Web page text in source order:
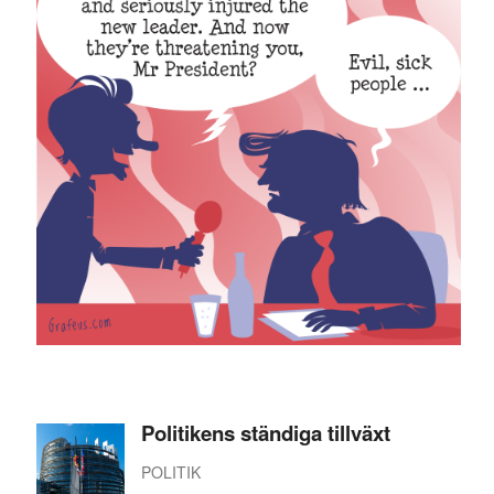
Politikens ständiga tillväxt
POLITIK